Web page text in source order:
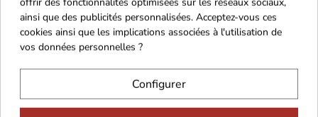
Franco de port 79€
ainsi que des publicités personnalisées. Acceptez-vous ces
cookies ainsi que les implications associées à l'utilisation de
vos données personnelles ?
Configurer